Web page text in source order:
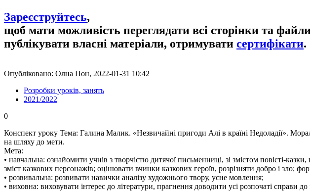
Зареєструйтесь,
щоб мати можливість переглядати всі сторінки та
публікувати власні матеріали, отримувати сертифікати.
Опубліковано: Олна Пон, 2022-01-31 10:42
Розробки уроків, занять
2021/2022
0
Конспект уроку Тема: Галина Малик. «Незвичайні пригоди Алі в країні Недоладії».
на шляху до мети.
Мета:
• навчальна: ознайомити учнів з творчістю дитячої письменниці, зі змістом повісті-
зміст казкових персонажів; оцінювати вчинки казкових героїв, розрізняти добро і зло;
• розвивальна: розвивати навички аналізу художнього твору, усне мовлення;
• виховна: виховувати інтерес до літератури, прагнення доводити усі розпочаті справи до